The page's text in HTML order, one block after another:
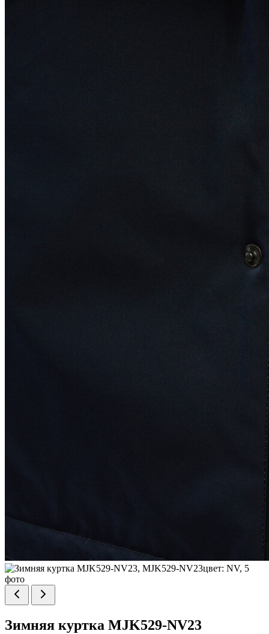
Зимняя куртка MJK529-NV23